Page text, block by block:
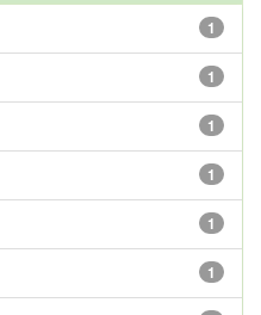
1
1
1
1
1
1